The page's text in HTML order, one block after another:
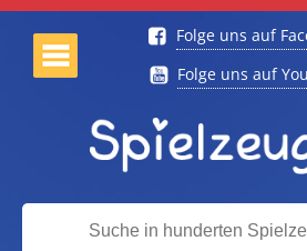
Folge uns auf
Folge uns auf